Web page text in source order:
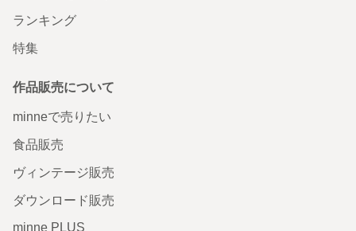
ランキング
特集
作品販売について
minneで売りたい
食品販売
ヴィンテージ販売
ダウンロード販売
minne PLUS